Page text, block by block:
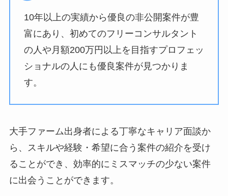
10年以上の実績から優良の非公開案件が豊
富にあり、初めてのフリーコンサルタント
の人や月額200万円以上を目指すプロフェッ
ショナルの人にも優良案件が見つかりま
す。
大手ファーム出身者による丁寧なキャリア面談か
ら、スキルや経験・希望に合う案件の紹介を受け
ることができ、効率的にミスマッチの少ない案件
に出会うことができます。